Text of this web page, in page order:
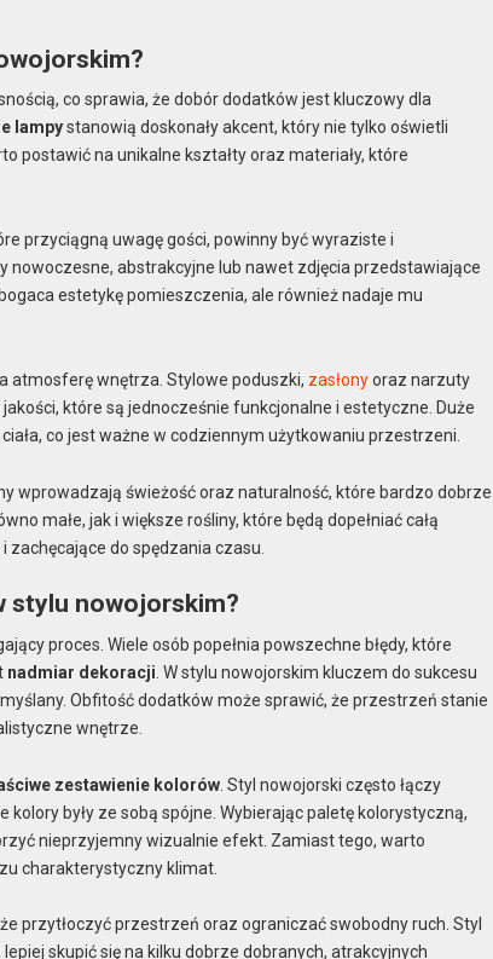
co sprawia, że dobór dodatków jest kluczowy dla
lampystanowią doskonały akcent, który nie tylko oświetli
postawić na unikalne kształty oraz materiały, które
przyciągną uwagę gości, powinny być wyraziste i
nowoczesne, abstrakcyjne lub nawet zdjęcia przedstawiające
estetykę pomieszczenia, ale również nadaje mu
atmosferę wnętrza. Stylowe poduszki, zasłonyoraz narzuty
które są jednocześnie funkcjonalne i estetyczne. Duże
co jest ważne w codziennym użytkowaniu przestrzeni.
wprowadzają świeżość oraz naturalność, które bardzo dobrze
małe, jak i większe rośliny, które będą dopełniać całą
do spędzania czasu.
stylu nowojorskim?
proces. Wiele osób popełnia powszechne błędy, które
nadmiar dekoracji . W stylu nowojorskim kluczem do sukcesu
Obfitość dodatków może sprawić, że przestrzeń stanie
wnętrze.
zestawienie kolorów . Styl nowojorski często łączy
były ze sobą spójne. Wybierając paletę kolorystyczną,
nieprzyjemny wizualnie efekt. Zamiast tego, warto
charakterystyczny klimat.
przytłoczyć przestrzeń oraz ograniczać swobodny ruch. Styl
skupić się na kilku dobrze dobranych, atrakcyjnych